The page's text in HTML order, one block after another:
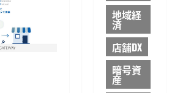
地域経
済
店舗DX
暗号資
産